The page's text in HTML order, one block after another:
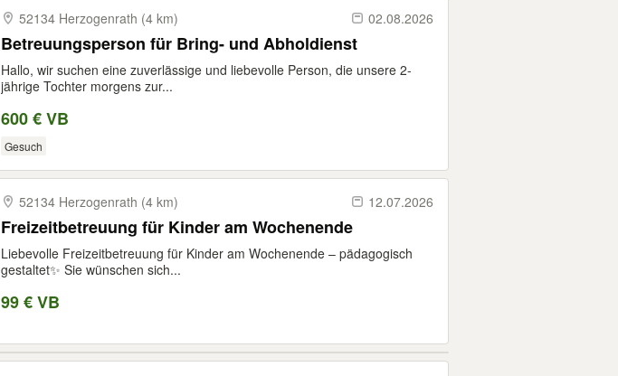
52134 Herzogenrath (4 km) 02.08.2026
Betreuungsperson für Bring- und Abholdienst
Hallo, wir suchen eine zuverlässige und liebevolle Person, die unsere 2-
jährige Tochter morgens zur...
600 € VB
Gesuch
52134 Herzogenrath (4 km) 12.07.2026
Freizeitbetreuung für Kinder am Wochenende
Liebevolle Freizeitbetreuung für Kinder am Wochenende – pädagogisch
gestaltet✨ Sie wünschen sich...
99 € VB